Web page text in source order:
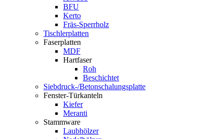
BFU
Kerto
Fräs-Sperrholz
Tischlerplatten
Faserplatten
MDF
Hartfaser
Roh
Beschichtet
Siebdruck-/Betonschalungsplatte
Fenster-Türkanteln
Kiefer
Meranti
Stammware
Laubhölzer